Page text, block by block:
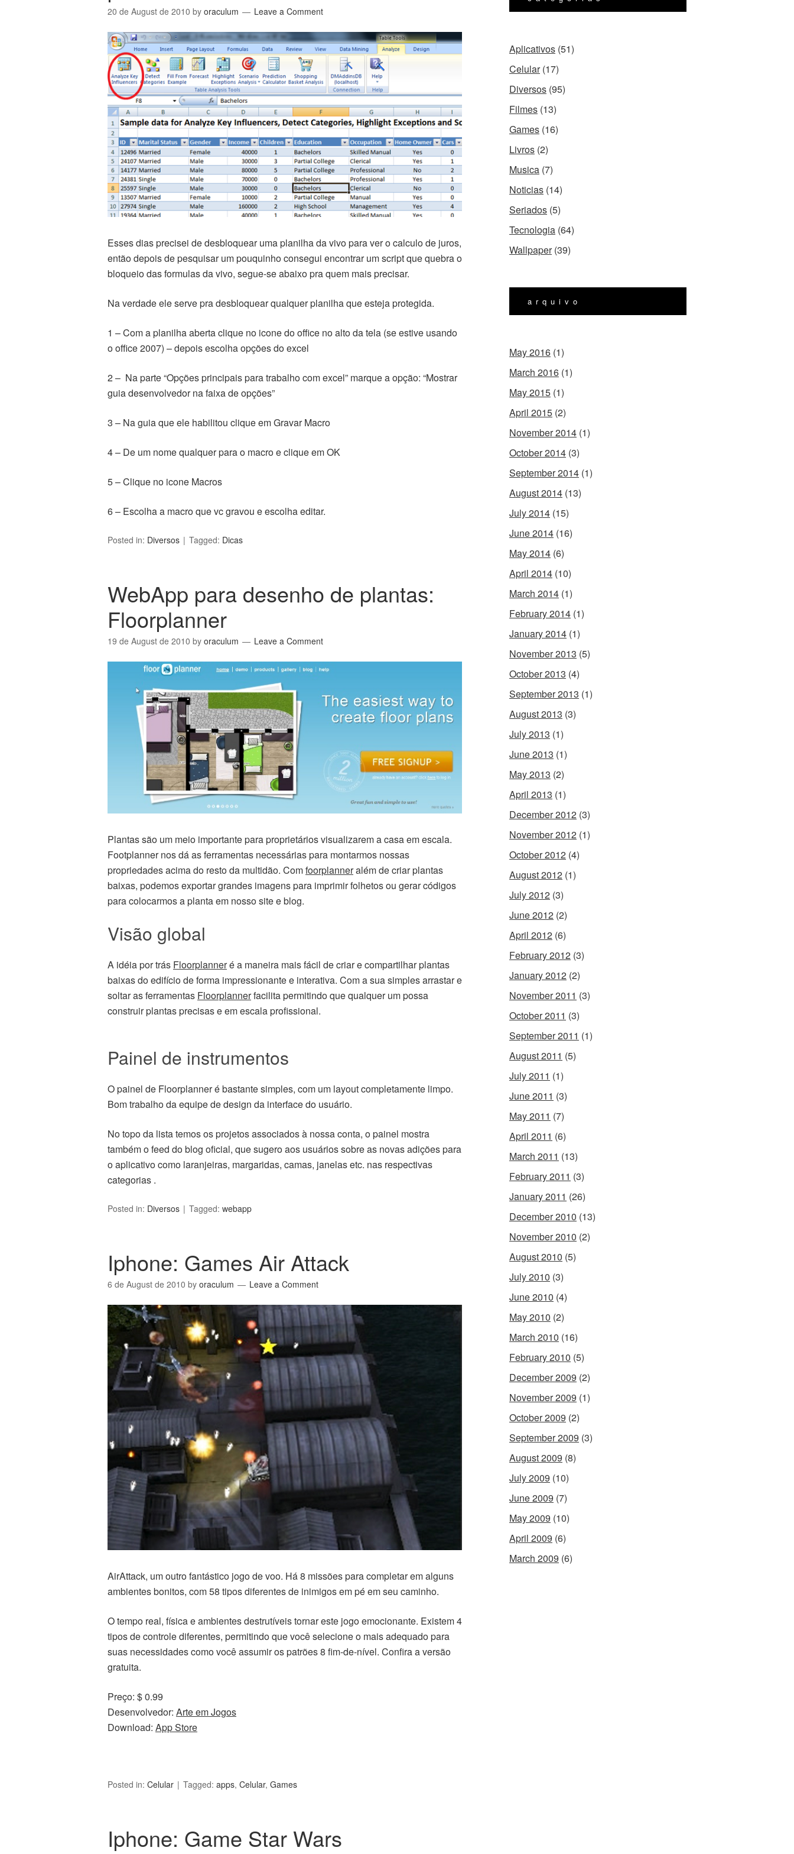
20 de August de 2010 by oraculum Leave a Comment
Esses dias precisei de desbloquear uma planilha da vivo para ver o calculo de juros,
então depois de pesquisar um pouquinho consegui encontrar um script que quebra o
bloqueio das formulas da vivo, segue-se abaixo pra quem mais precisar.
Na verdade ele serve pra desbloquear qualquer planilha que esteja protegida.
1 – Com a planilha aberta clique no icone do office no alto da tela (se estive usando
o office 2007) – depois escolha opções do excel
2 – Na parte “Opções principais para trabalho com excel” marque a opção: “Mostrar
guia desenvolvedor na faixa de opções”
3 – Na guia que ele habilitou clique em Gravar Macro
4 – De um nome qualquer para o macro e clique em OK
5 – Clique no icone Macros
6 – Escolha a macro que vc gravou e escolha editar.
Posted in: Diversos Tagged: Dicas
WebApp para desenho de plantas:
Floorplanner
19 de August de 2010 by oraculum Leave a Comment
Plantas são um meio importante para proprietários visualizarem a casa em escala.
Footplanner nos dá as ferramentas necessárias para montarmos nossas
propriedades acima do resto da multidão. Comfoorplanneralém de criar plantas
baixas, podemos exportar grandes imagens para imprimir folhetos ou gerar códigos
para colocarmos a planta em nosso site e blog.
Visão global
A idéia por trás Floorplanneré a maneira mais fácil de criar e compartilhar plantas
baixas do edifício de forma impressionante e interativa. Com a sua simples arrastar e
soltar as ferramentas Floorplannerfacilita permitindo que qualquer um possa
construir plantas precisas e em escala profissional.
Painel de instrumentos
O painel de Floorplanner é bastante simples, com um layout completamente limpo.
Bom trabalho da equipe de design da interface do usuário.
No topo da lista temos os projetos associados à nossa conta, o painel mostra
também o feed do blog oficial, que sugero aos usuários sobre as novas adições para
o aplicativo como laranjeiras, margaridas, camas, janelas etc. nas respectivas
categorias .
Posted in: Diversos Tagged: webapp
Iphone: Games Air Attack
6 de August de 2010 by oraculum Leave a Comment
AirAttack, um outro fantástico jogo de voo. Há 8 missões para completar em alguns
ambientes bonitos, com 58 tipos diferentes de inimigos em pé em seu caminho.
O tempo real, física e ambientes destrutíveis tornar este jogo emocionante. Existem 4
tipos de controle diferentes, permitindo que você selecione o mais adequado para
suas necessidades como você assumir os patrões 8 fim-de-nível. Confira a versão
gratuita.
Preço: $ 0.99
Desenvolvedor: Arte em Jogos
Download: App Store
Posted in: Celular Tagged: apps, Celular, Games
Iphone: Game Star Wars
Aplicativos (51)
Celular(17)
Diversos (95)
Filmes (13)
Games (16)
Livros (2)
Musica (7)
Noticias (14)
Seriados (5)
Tecnologia (64)
Wallpaper(39)
arquivo
May 2016 (1)
March 2016 (1)
May 2015 (1)
April 2015 (2)
November 2014 (1)
October 2014 (3)
September 2014 (1)
August 2014 (13)
July 2014 (15)
June 2014 (16)
May 2014 (6)
April 2014 (10)
March 2014 (1)
February 2014 (1)
January 2014 (1)
November 2013 (5)
October 2013 (4)
September 2013 (1)
August 2013 (3)
July 2013 (1)
June 2013 (1)
May 2013 (2)
April 2013 (1)
December 2012 (3)
November 2012 (1)
October 2012 (4)
August 2012 (1)
July 2012 (3)
June 2012 (2)
April 2012 (6)
February 2012 (3)
January 2012 (2)
November 2011 (3)
October 2011 (3)
September 2011 (1)
August 2011 (5)
July 2011 (1)
June 2011 (3)
May 2011 (7)
April 2011 (6)
March 2011 (13)
February 2011 (3)
January 2011 (26)
December 2010 (13)
November 2010 (2)
August 2010 (5)
July 2010 (3)
June 2010 (4)
May 2010 (2)
March 2010 (16)
February 2010 (5)
December 2009 (2)
November 2009 (1)
October 2009 (2)
September 2009 (3)
August 2009 (8)
July 2009 (10)
June 2009 (7)
May 2009 (10)
April 2009 (6)
March 2009 (6)